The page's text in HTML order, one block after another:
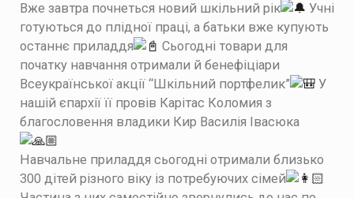
Вже завтра почнеться новий шкільний рік
Учні
готуються до плідної праці, а батьки вже купують
останнє приладдя
Сьогодні товари для
початку навчання отримали й бенефіціари
Всеукраїнської акції “Шкільний портфелик”
У
нашій єпархії її провів Карітас Коломия з
благословення владики Кир Василія Івасюка
Навчальне приладдя сьогодні отримали близько
300 дітей різного віку із потребуючих сімей